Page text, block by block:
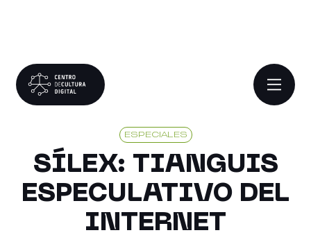
ESPECIALES
SÍLEX: TIANGUIS
ESPECULATIVO DEL
INTERNET